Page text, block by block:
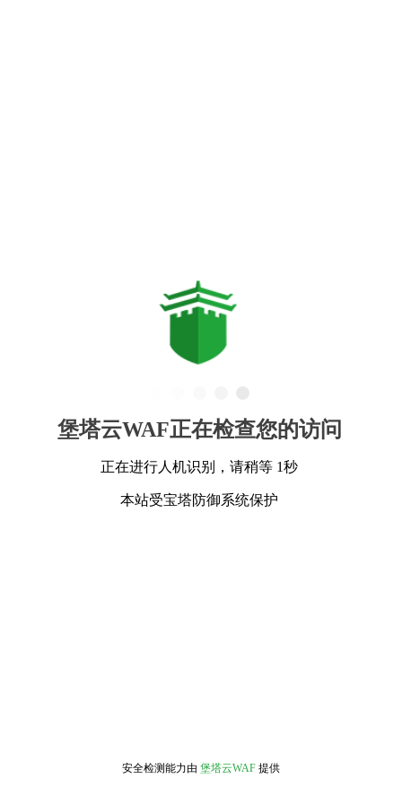
堡塔云WAF正在检查您的访问
正在进行人机识别，请稍等 1秒
本站受宝塔防御系统保护
安全检测能力由 堡塔云WAF 提供